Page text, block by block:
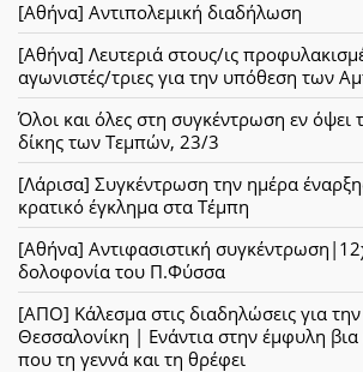
[Αθήνα] Αντιπολεμική διαδήλωση
[Αθήνα] Λευτεριά στους/ις
αγωνιστές/τριες για την υπόθεση των
Όλοι και όλες στη συγκέντρωση εν όψει
δίκης των Τεμπών, 23/3
[Λάρισα] Συγκέντρωση την ημέρα
κρατικό έγκλημα στα Τέμπη
[Αθήνα] Αντιφασιστική
δολοφονία του Π.Φύσσα
[ΑΠΟ] Κάλεσμα στις διαδηλώσεις για
Θεσσαλονίκη | Ενάντια στην έμφυλη
που τη γεννά και τη θρέφει